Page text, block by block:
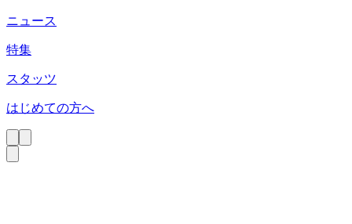
ニュース
特集
スタッツ
はじめての方へ